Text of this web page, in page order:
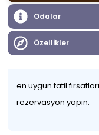
Odalar
Özellikler
en uygun tatil
rezervasyon yapın.